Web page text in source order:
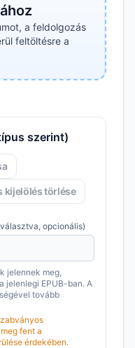
a feldolgozás
feltöltésre a
szerint)
kijelölés törlése
opcionális)
jelennek meg,
jelenlegi EPUB-ban. A
tovább
fent a
érdekében.